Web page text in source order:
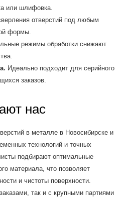
или шлифовка.
отверстий под любым
формы.
режимы обработки снижают
Идеально подходит для серийного
заказов.
нас
в металле в Новосибирске и
технологий и точных
подбирают оптимальные
материала, что позволяет
и чистоты поверхности.
так и с крупными партиями